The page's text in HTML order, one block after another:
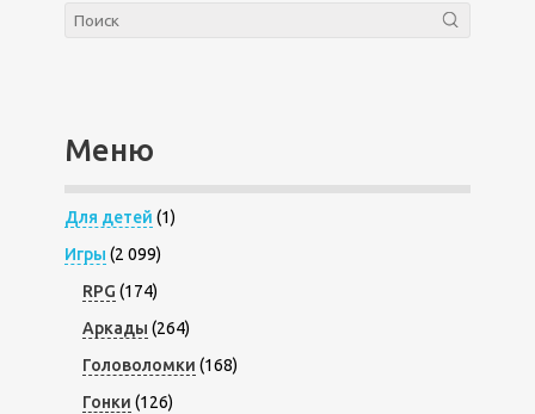
Меню
Для детей (1)
Игры (2 099)
RPG (174)
Аркады (264)
Головоломки (168)
Гонки (126)